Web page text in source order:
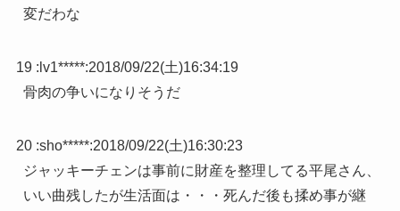
変だわな
19 : lv1*****:2018/09/22(土)16:34:19
骨肉の争いになりそうだ
20 :sho*****:2018/09/22(土)16:30:23
ジャッキーチェンは事前に財産を整理してる平尾さん、
いい曲残したが生活面は・・・死んだ後も揉め事が継